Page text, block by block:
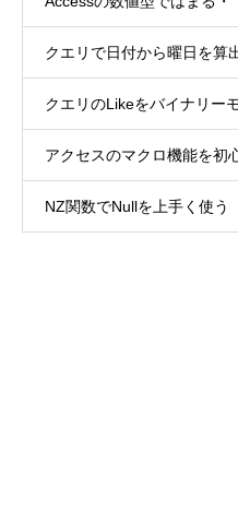
クエリで日付から曜日を算
クエリのLikeをバイナリー
アクセスのマクロ機能を初
NZ関数でNullを上手く使う